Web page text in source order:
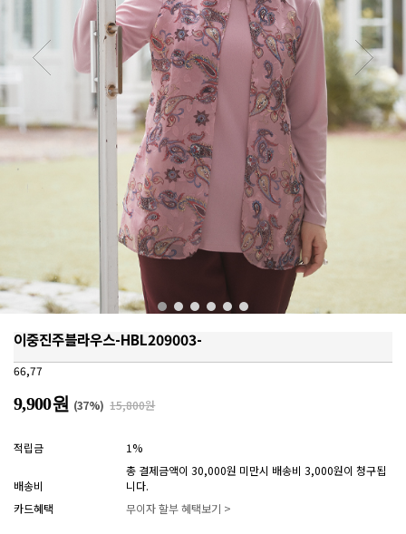
이중진주블라우스-HBL209003-
66,77
9,900원 (37%) 15,800원
적립금 1%
배송비
총 결제금액이 30,000원 미만시 배송비 3,000원이 청구됩
니다.
카드혜택
무이자 할부 혜택보기 >